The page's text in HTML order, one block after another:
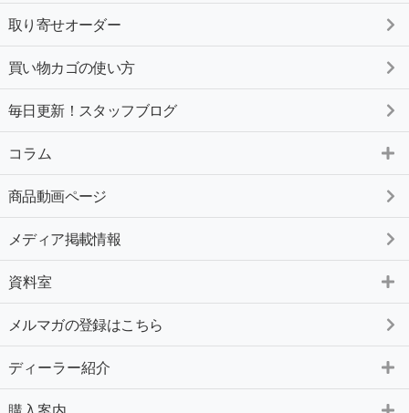
取り寄せオーダー
買い物カゴの使い方
毎日更新！スタッフブログ
コラム
商品動画ページ
メディア掲載情報
資料室
メルマガの登録はこちら
ディーラー紹介